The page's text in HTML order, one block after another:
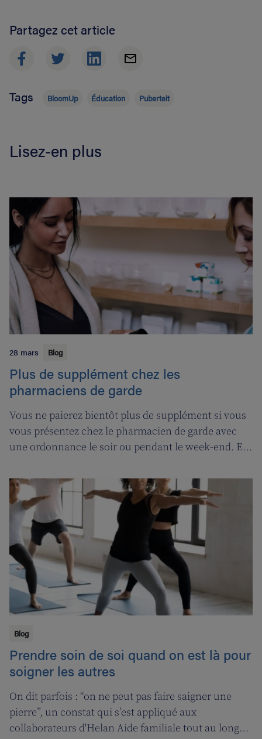
Partagez cet article
Tags BloomUp Éducation Puberteit
Lisez-en plus
28 mars Blog
Plus de supplément chez les
pharmaciens de garde
Vous ne paierez bientôt plus de supplément si vous
vous présentez chez le pharmacien de garde avec
une ordonnance le soir ou pendant le week-end. En
sera introduite pour les pharmaciens de garde.
Blog
Prendre soin de soi quand on est là pour
soigner les autres
On dit parfois : “on ne peut pas faire saigner une
pierre”, un constat qui s’est appliqué aux
collaborateurs d'Helan Aide familiale tout au long